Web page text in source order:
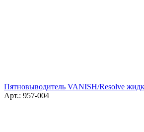
Пятновыводитель VANISH/Resolve
Арт.: 957-004